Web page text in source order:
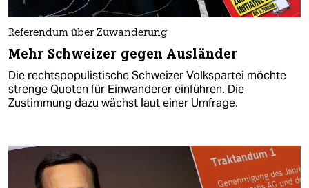
Referendum über Zuwanderung
Mehr Schweizer gegen Ausländer
Die rechtspopulistische Schweizer Volkspartei möchte
strenge Quoten für Einwanderer einführen. Die
Zustimmung dazu wächst laut einer Umfrage.